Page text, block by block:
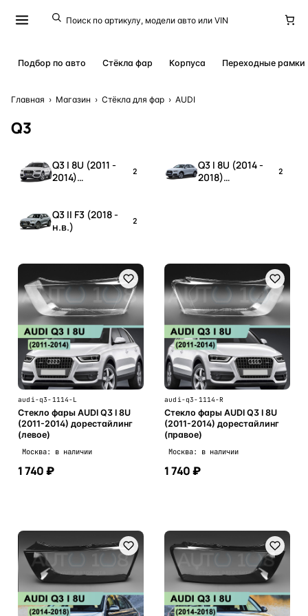
Подбор по авто Стёкла фар Корпуса Переходные рамки
Главная › Магазин › Стёкла для фар › AUDI
Q3
Q3 I 8U (2011 -
2014)
2
Q3 I 8U (2014 -
2018)
2
Q3 II F3 (2018 -
н.в.)
2
audi-q3-1114-L
Стекло фары AUDI Q3 I 8U
(2011-2014) дорестайлинг
(левое)
Москва: в наличии
1 740 ₽
audi-q3-1114-R
Стекло фары AUDI Q3 I 8U
(2011-2014) дорестайлинг
(правое)
Москва: в наличии
1 740 ₽